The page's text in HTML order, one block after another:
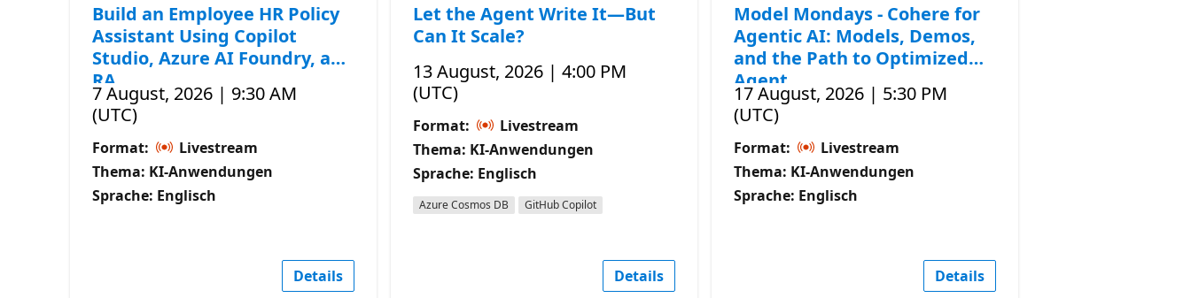
Build an Employee HR Policy
Assistant Using Copilot
Studio, Azure AI Foundry, and
RA
7 August, 2026 | 9:30 AM
(UTC)
Format:
Livestream
Thema: KI-Anwendungen
Sprache: Englisch
Details
Let the Agent Write It—But
Can It Scale?
13 August, 2026 | 4:00 PM
(UTC)
Format:
Livestream
Thema: KI-Anwendungen
Sprache: Englisch
Azure Cosmos DB GitHub Copilot
Details
Model Mondays - Cohere for
Agentic AI: Models, Demos,
and the Path to Optimized
Agent
17 August, 2026 | 5:30 PM
(UTC)
Format:
Livestream
Thema: KI-Anwendungen
Sprache: Englisch
Details